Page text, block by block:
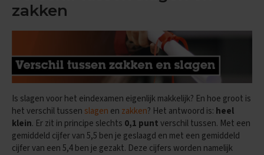
n
e
e
n
s
B
i
o
l
o
zakken
Is slagen voor het eindexamen eigenlijk makkelijk? En hoe groot is
het verschil tussen slagen en zakken? Het antwoord is: heel
klein. Er zit in principe slechts 0,1 puntverschil tussen. Met een
gemiddeld cijfer van 5,5 ben je geslaagd en met een gemiddeld
cijfer van een 5,4 ben je gezakt. Deze cijfers worden namelijk